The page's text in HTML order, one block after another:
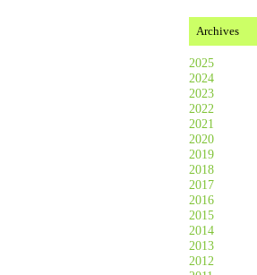
Archives
2025
2024
2023
2022
2021
2020
2019
2018
2017
2016
2015
2014
2013
2012